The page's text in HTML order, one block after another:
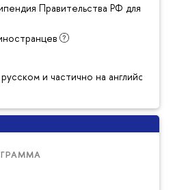
Правительства РФ для
и частично на английском